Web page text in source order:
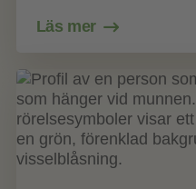
Läs mer